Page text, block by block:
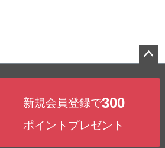
新規会員登録で300
ポイントプレゼント